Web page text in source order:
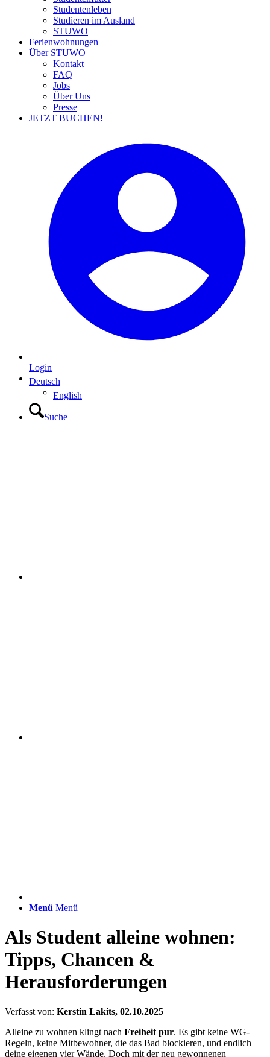
Studentenleben
Studieren im Ausland
STUWO
Ferienwohnungen
Über STUWO
Kontakt
FAQ
Jobs
Über Uns
Presse
JETZT BUCHEN!
Login
Deutsch
English
Suche
Menü Menü
Als Student alleine wohnen:
Tipps, Chancen &
Herausforderungen
Verfasst von: Kerstin Lakits, 02.10.2025
Alleine zu wohnen klingt nach Freiheit pur. Es gibt keine WG-
Regeln, keine Mitbewohner, die das Bad blockieren, und endlich
deine eigenen vier Wände. Doch mit der neu gewonnenen